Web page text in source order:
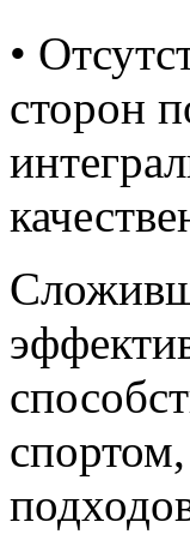
•
сторон